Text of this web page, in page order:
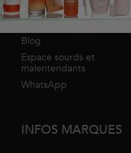
Diagnostic
Trouver un salon
Blog
Espace sourds et
malentendants
WhatsApp
INFOS MARQUES